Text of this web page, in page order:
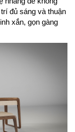
đủ sáng và thuận
xắn, gọn gàng